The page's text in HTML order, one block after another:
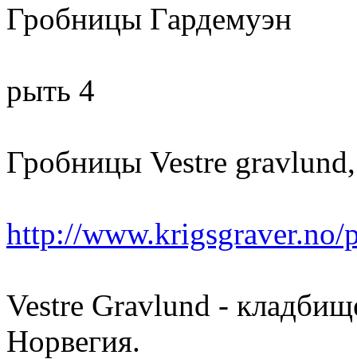
Гробницы Гардемуэн
рыть 4
Гробницы Vestre
http://www.krigsgraver.no/
Vestre Gravlund -
Норвегия.